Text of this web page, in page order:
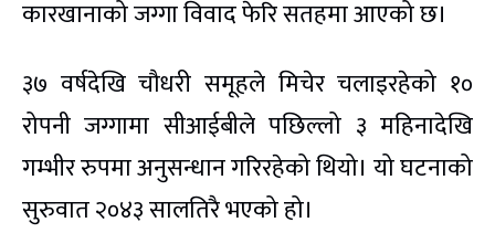
कारखानाको जग्गा विवाद फेरि सतहमा आएको छ।
३७ वर्षदेखि चौधरी समूहले मिचेर चलाइरहेको १०
रोपनी जग्गामा सीआईबीले पछिल्लो ३ महिनादेखि
गम्भीर रुपमा अनुसन्धान गरिरहेको थियो। यो घटनाको
सुरुवात २०४३ सालतिरै भएको हो।